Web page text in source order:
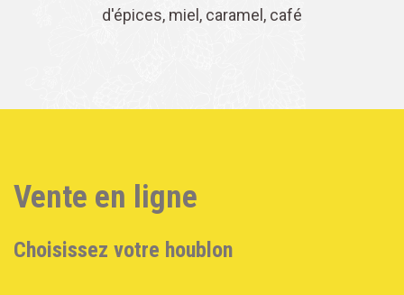
d'épices, miel, caramel, café
Vente en ligne
Choisissez votre houblon